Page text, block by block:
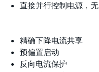
直接并行控制电源，
精确下降电流共享
预偏置启动
反向电流保护